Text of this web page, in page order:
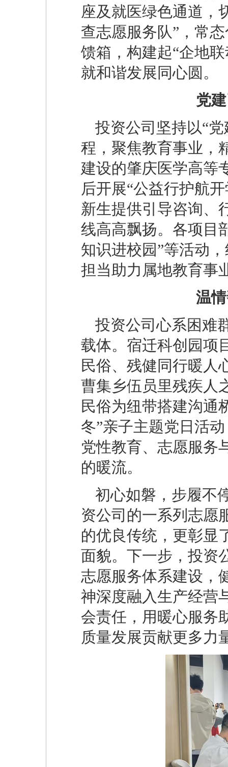
座及就医绿色通道，
查志愿服务队”，常
馈箱，构建起“企地
就和谐发展同心圆。
党
投资公司坚持以“
程，聚焦教育事业，
建设的肇庆医学高等
后开展“公益行护航
新生提供引导咨询、
线高高飘扬。各项目
知识进校园”等活动
担当助力属地教育事
温
投资公司心系困难
载体。宿迁科创园项
民俗、残健同行暖人
曹集乡伍员里残疾人
民俗为纽带搭建沟通
冬”亲子主题党日活
党性教育、志愿服务
的暖流。
初心如磐，步履不
资公司的一系列志愿
的优良传统，更彰显
面貌。下一步，投资
志愿服务体系建设，
神深度融入生产经营
会责任，用暖心服务
质量发展贡献更多力